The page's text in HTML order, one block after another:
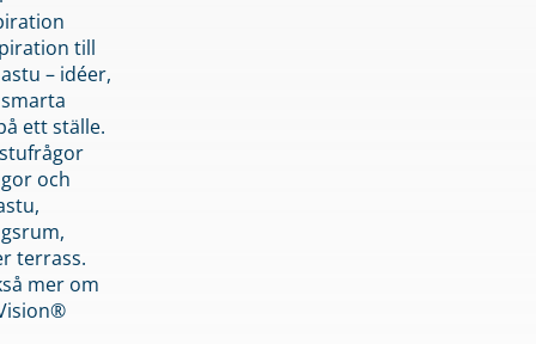
till
– idéer,
ett ställe.
och
terrass.
mer om